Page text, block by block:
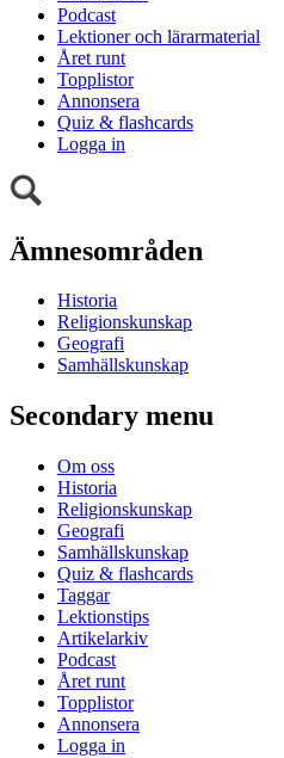
Podcast
Lektioner och lärarmaterial
Året runt
Topplistor
Annonsera
Quiz & flashcards
Logga in
Ämnesområden
Historia
Religionskunskap
Geografi
Samhällskunskap
Secondary menu
Om oss
Historia
Religionskunskap
Geografi
Samhällskunskap
Quiz & flashcards
Taggar
Lektionstips
Artikelarkiv
Podcast
Året runt
Topplistor
Annonsera
Logga in